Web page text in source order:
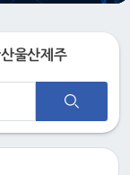
울산제주